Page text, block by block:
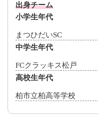
出身チーム
小学生年代
まつひだいSC
中学生年代
FCクラッキス松戸
高校生年代
柏市立柏高等学校